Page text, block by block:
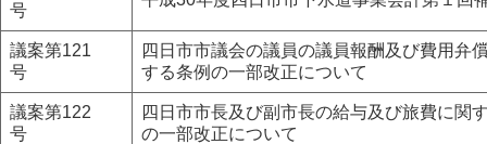
号
議案第121
号
四日市市議会の議員の議員報酬及び費用弁
する条例の一部改正について
議案第122
号
四日市市長及び副市長の給与及び旅費に関
の一部改正について